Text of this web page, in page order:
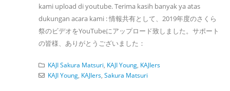
kami upload di youtube. Terima kasih banyak ya atas
dukungan acara kami : 情報共有として、2019年度のさくら
祭のビデオをYouTubeにアップロード致しました。サポート
の皆様、ありがとうございました：
KAJI Sakura Matsuri KAJI Young, KAJIers
KAJI Young, KAJIers, Sakura Matsuri